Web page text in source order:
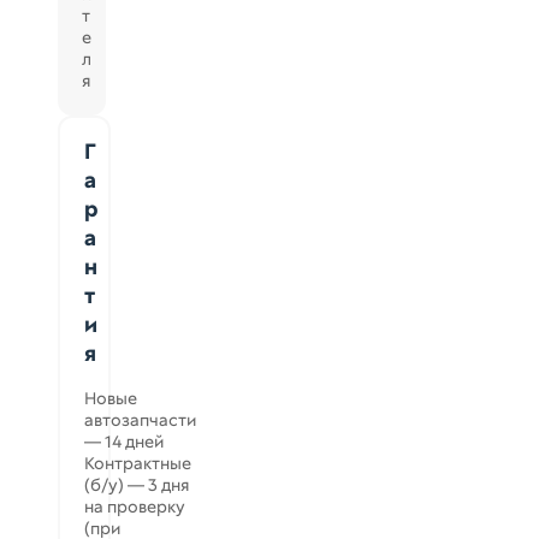
т
е
л
я
Г
а
р
а
н
т
и
я
Новые
автозапчасти
— 14 дней
Контрактные
(б/у) — 3 дня
на проверку
(при